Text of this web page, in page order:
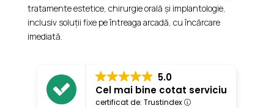
tratamente estetice, chirurgie orală și implantologie,
inclusiv soluții fixe pe întreaga arcadă, cu încărcare
imediată.
5.0
Cel mai bine cotat serviciu
certificat de: Trustindex